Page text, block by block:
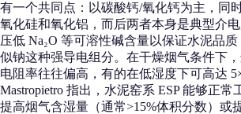
有一个共同点：以碳酸钙/氧化钙为主，同
氧化硅和氧化铝，而后两者本身是典型介
压低 Na₂O 等可溶性碱含量以保证水泥品
似钠这种强导电组分。在干燥烟气条件下
电阻率往往偏高，有的在低湿度下可高达
Mastropietro 指出，水泥窑系 ESP 能够正
提高烟气含湿量（通常>15%体积分数）或